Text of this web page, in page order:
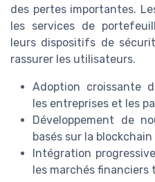
des pertes importantes.
les services de
leurs dispositifs de
rassurer les utilisateurs.
Adoption croissante
les entreprises et les
Développement de
basés sur la blockchain
Intégration
les marchés financiers